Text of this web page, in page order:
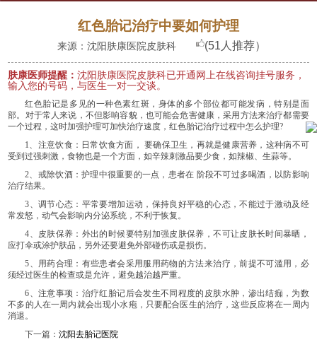
红色胎记治疗中要如何护理
来源：沈阳肤康医院皮肤科 (51人推荐）
肤康医师提醒：沈阳肤康医院皮肤科已开通网上在线咨询挂号服务，
输入您的号码，与医生一对一交谈。
红色胎记是多见的一种色素红斑，身体的多个部位都可能发病，特别是面
部。对于常人来说，不但影响容貌，也可能会危害健康，采用方法来治疗都需要
一个过程，这时加强护理可加快治疗速度，红色胎记治疗过程中怎么护理?
1、注意饮食：日常饮食方面， 要确保卫生，再就是健康营养，这种病不可
受到过强刺激，食物也是一个方面，如辛辣刺激品要少食，如辣椒、生蒜等。
2、戒除饮酒：护理中很重要的一点，患者在 阶段不可过多喝酒，以防影响
治疗结果。
3、调节心态：平常要增加运动，保持良好平稳的心态，不能过于激动及经
常发怒，动气会影响内分泌系统，不利于恢复。
4、皮肤保养：外出的时候要特别加强皮肤保养，不可让皮肤长时间暴晒，
应打伞或涂护肤品，另外还要避免外部碰伤或是损伤。
5、用药合理：有些患者会采用服用药物的方法来治疗，前提不可滥用，必
须经过医生的检查或是允许，避免越治越严重。
6、注意事项：治疗红胎记后会发生不同程度的皮肤水肿，渗出结痂，为数
不多的人在一周内就会出现小水疱，只要配合医生的治疗，这些反应将在一周内
消退。
下一篇：沈阳去胎记医院